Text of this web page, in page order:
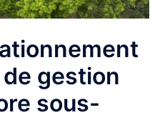
gestion
sous-